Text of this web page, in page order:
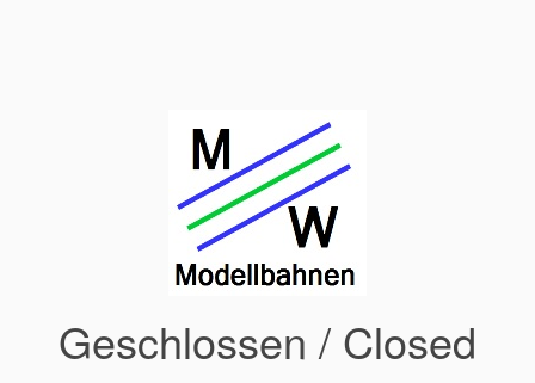
Geschlossen / Closed